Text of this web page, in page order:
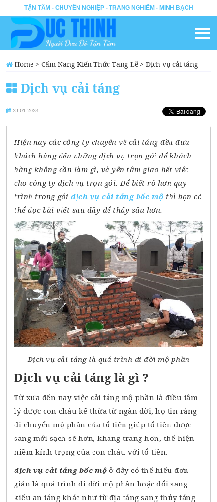
TẬN TÂM - CHUYÊN NGHIỆP - TRANG NGHIÊM - MINH BẠCH
Home >Cẩm Nang Kiến Thức Tang Lễ >Dịch vụ cải táng
Dịch vụ cải táng
23-01-2024
Hiện nay các công ty chuyên về cải táng đều đưa
khách hàng đến những dịch vụ trọn gói để khách
hàng không cần làm gì, và yên tâm giao hết việc
cho công ty dịch vụ trọn gói. Để biết rõ hơn quy
trình trong góidịch vụ cải táng bốc mộ thì bạn có
thể đọc bài viết sau đây để thấy sâu hơn.
Dịch vụ cải táng là quá trình di đời mộ phần
Dịch vụ cải táng là gì ?
Từ xưa đến nay việc cải táng mộ phần là điều tâm
lý được con cháu kế thừa từ ngàn đời, họ tin rằng
di chuyển mộ phần của tổ tiên giúp tổ tiên được
sang mới sạch sẽ hơn, khang trang hơn, thể hiện
niềm kính trọng của con cháu với tổ tiên.
dịch vụ cải táng bốc mộ ở đây có thể hiểu đơn
giản là quá trình di đời mộ phần hoặc đổi sang
kiểu an táng khác như từ địa táng sang thủy táng